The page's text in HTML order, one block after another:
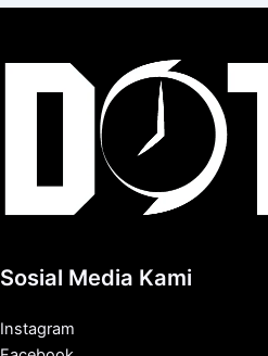
Sosial Media Kami
Instagram